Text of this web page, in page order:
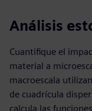
Análisis
Cuantifique el
material a
macroescala
de cuadrícula
calcula las